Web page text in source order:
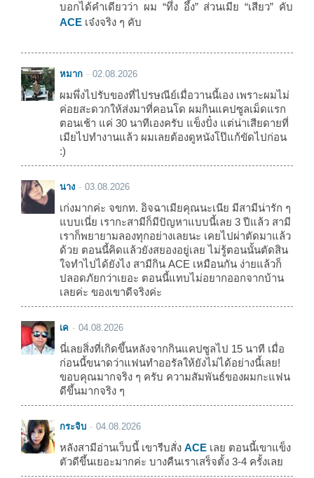
บอกได้คำเดียวว่า ผม “ทึ่ง อึ้ง” ส่วนเมีย “เสียว” คับ
ACE เจ๋งจริง ๆ คับ
หมาก 02.08.2026
ผมพึ่งไปรับของที่ไปรษณีย์เมื่อวานนี้เอง เพราะผมไม่
ค่อยสะดวกให้ส่งมาที่คอนโด ผมกินแคปซูลเม็ดแรก
ตอนเช้า แค่ 30 นาทีเองครับ แข็งปั๋ง แต่น่าเสียดายที่
เมียไปทำงานแล้ว ผมเลยต้องดูหนังโป๊แก้ขัดไปก่อน
:)
นาง 03.08.2026
เก่งมากค่ะ จขกท. อิจฉาเมียคุณนะเนีย มีสามีน่ารัก ๆ
แบบเนี่ย เรากะสามีก็มีปัญหาแบบนี้เลย 3 ปีแล้ว สามี
เราก็พยายามลองทุกอย่างเลยนะ เคยไปผ่าตัดมาแล้ว
ด้วย ตอนนี้คิดแล้วยังสยองอยู่เลย ไม่รู้ตอนนั้นตัดสิน
ใจทำไปได้ยังไง สามีกิน ACE เหมือนกัน ง่ายแล้วก็
ปลอดภัยกว่าเยอะ ตอนนี้แทบไม่อยากออกจากบ้าน
เลยค่ะ ของเขาดีจริงค่ะ
เค 04.08.2026
นี่เลยสิ่งที่เกิดขึ้นหลังจากกินแคปซูลไป 15 นาที เมื่อ
ก่อนนี้ขนาดว่าแฟนทำออรัลให้ยังไม่ได้อย่างนี้เลย!
ขอบคุณมากจริง ๆ ครับ ความสัมพันธ์ของผมกะแฟน
ดีขึ้นมากจริง ๆ
กระจิบ 04.08.2026
หลังสามีอ่านเว็บนี้ เขารีบสั่ง ACE เลย ตอนนี้เขาแข็ง
ตัวดีขึ้นเยอะมากค่ะ บางคืนเราเสร็จตั้ง 3-4 ครั้งเลย